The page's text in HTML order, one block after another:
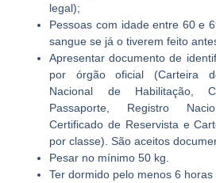
legal);
Pessoas com idade entre 60 e
sangue se já o tiverem feito
Apresentar documento de
por órgão oficial (Carteira
Nacional de Habilitação,
Passaporte, Registro
Certificado de Reservista e
por classe). São aceitos
Pesar no mínimo 50 kg
Ter dormido pelo menos 6